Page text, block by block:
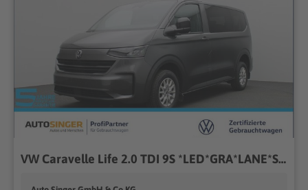
VW Caravelle Life 2.0 TDI 9S *LED*GRA*LANE*SHZ*